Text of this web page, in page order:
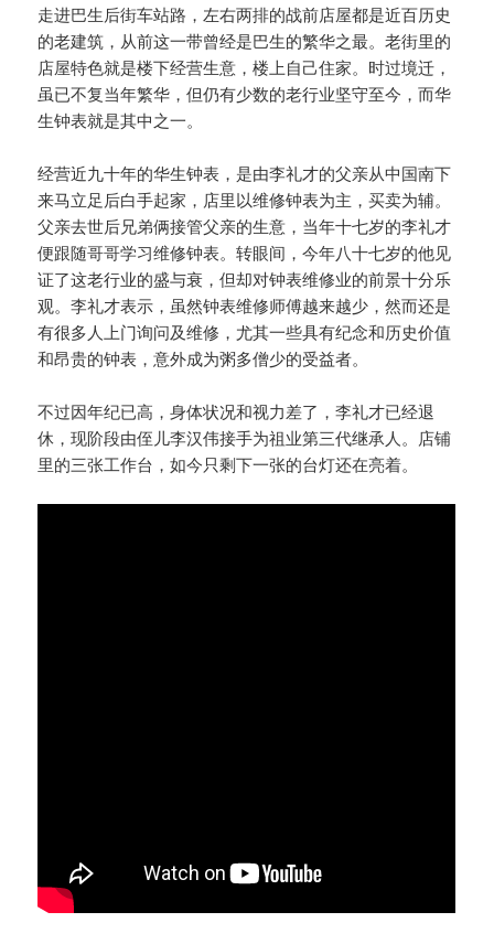
走进巴生后街车站路，左右两排的战前店屋都是近百历史
的老建筑，从前这一带曾经是巴生的繁华之最。老街里的
店屋特色就是楼下经营生意，楼上自己住家。时过境迁，
虽已不复当年繁华，但仍有少数的老行业坚守至今，而华
生钟表就是其中之一。
经营近九十年的华生钟表，是由李礼才的父亲从中国南下
来马立足后白手起家，店里以维修钟表为主，买卖为辅。
父亲去世后兄弟俩接管父亲的生意，当年十七岁的李礼才
便跟随哥哥学习维修钟表。转眼间，今年八十七岁的他见
证了这老行业的盛与衰，但却对钟表维修业的前景十分乐
观。李礼才表示，虽然钟表维修师傅越来越少，然而还是
有很多人上门询问及维修，尤其一些具有纪念和历史价值
和昂贵的钟表，意外成为粥多僧少的受益者。
不过因年纪已高，身体状况和视力差了，李礼才已经退
休，现阶段由侄儿李汉伟接手为祖业第三代继承人。店铺
里的三张工作台，如今只剩下一张的台灯还在亮着。